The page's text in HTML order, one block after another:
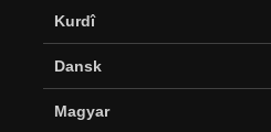
Kurdî
Dansk
Magyar